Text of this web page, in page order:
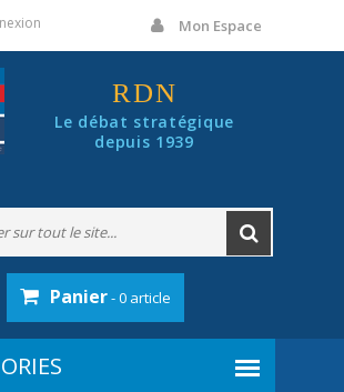
Mon Espace
RDN
Le débat stratégique
depuis 1939
Panier- 0 article